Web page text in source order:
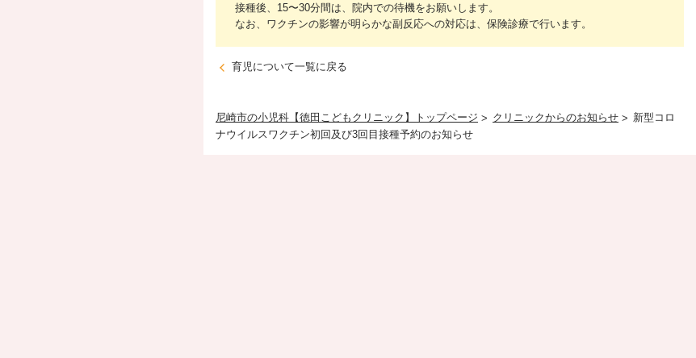
接種後、15〜30分間は、院内での待機をお願いします。
なお、ワクチンの影響が明らかな副反応への対応は、保険診療で行います。
育児について一覧に戻る
尼崎市の小児科【徳田こどもクリニック】トップページ クリニックからのお知らせ
新型コロ
ナウイルスワクチン初回及び3回目接種予約のお知らせ